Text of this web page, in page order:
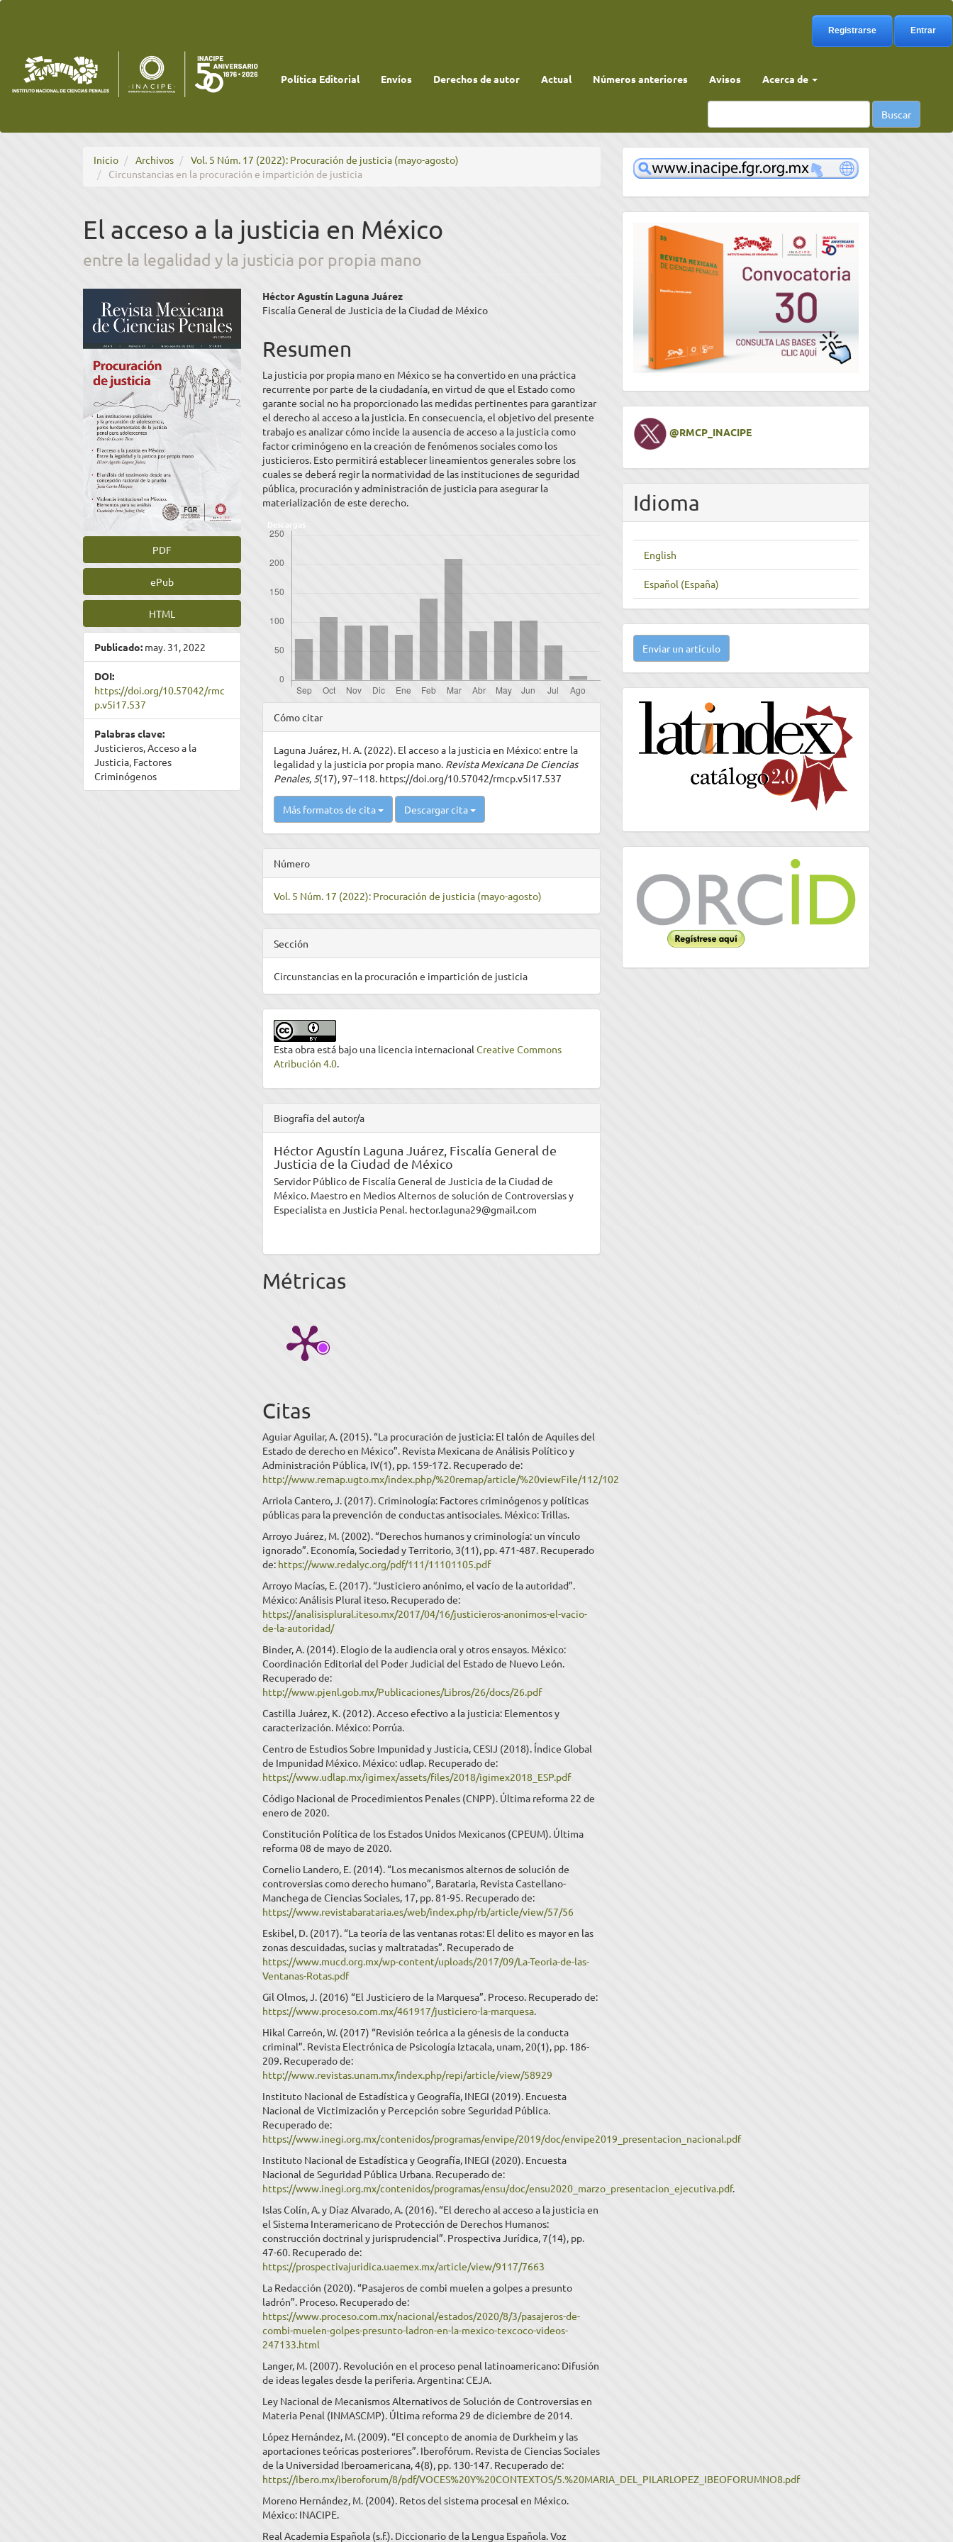
Barra
lateral
Registrarse Entrar
Política Editorial Envíos Derechos de autor Actual Números anteriores Avisos Acerca de
Buscar
Inicio Archivos
Vol. 5 Núm. 17 (2022): Procuración de justicia (mayo-agosto)
Circunstancias en la procuración e impartición de justicia
El acceso a la justicia en México
entre la legalidad y la justicia por propia mano
Barra
lateral
del
artículo
PDF
ePub
HTML
Publicado: may. 31, 2022
DOI:
https://doi.org/10.57042/rmc
p.v5i17.537
Palabras clave:
Justicieros, Acceso a la
Justicia, Factores
Criminógenos
Contenido
principal
del
artículo
Héctor Agustín Laguna Juárez
Fiscalía General de Justicia de la Ciudad de México
Resumen
La justicia por propia mano en México se ha convertido en una práctica
recurrente por parte de la ciudadanía, en virtud de que el Estado como
garante social no ha proporcionado las medidas pertinentes para garantizar
el derecho al acceso a la justicia. En consecuencia, el objetivo del presente
trabajo es analizar cómo incide la ausencia de acceso a la justicia como
factor criminógeno en la creación de fenómenos sociales como los
justicieros. Esto permitirá establecer lineamientos generales sobre los
cuales se deberá regir la normatividad de las instituciones de seguridad
pública, procuración y administración de justicia para asegurar la
materialización de este derecho.
Descargas
Detalles
del
artículo
Cómo citar
Laguna Juárez, H. A. (2022). El acceso a la justicia en México: entre la
legalidad y la justicia por propia mano. Revista Mexicana De Ciencias
Penales, 5(17), 97–118. https://doi.org/10.57042/rmcp.v5i17.537
Más formatos de cita Descargar cita
Número
Vol. 5 Núm. 17 (2022): Procuración de justicia (mayo-agosto)
Sección
Circunstancias en la procuración e impartición de justicia
Esta obra está bajo una licencia internacionalCreative Commons
Atribución 4.0.
Biografía del autor/a
Héctor Agustín Laguna Juárez, Fiscalía General de
Justicia de la Ciudad de México
Servidor Público de Fiscalía General de Justicia de la Ciudad de
México. Maestro en Medios Alternos de solución de Controversias y
Especialista en Justicia Penal. hector.laguna29@gmail.com
Métricas
Citas
Aguiar Aguilar, A. (2015). “La procuración de justicia: El talón de Aquiles del
Estado de derecho en México”. Revista Mexicana de Análisis Político y
Administración Pública, IV(1), pp. 159-172. Recuperado de:
http://www.remap.ugto.mx/index.php/%20remap/article/%20viewFile/112/102
Arriola Cantero, J. (2017). Criminología: Factores criminógenos y políticas
públicas para la prevención de conductas antisociales. México: Trillas.
Arroyo Juárez, M. (2002). “Derechos humanos y criminología: un vínculo
ignorado”. Economía, Sociedad y Territorio, 3(11), pp. 471-487. Recuperado
de: https://www.redalyc.org/pdf/111/11101105.pdf
Arroyo Macías, E. (2017). “Justiciero anónimo, el vacío de la autoridad”.
México: Análisis Plural iteso. Recuperado de:
https://analisisplural.iteso.mx/2017/04/16/justicieros-anonimos-el-vacio-
de-la-autoridad/
Binder, A. (2014). Elogio de la audiencia oral y otros ensayos. México:
Coordinación Editorial del Poder Judicial del Estado de Nuevo León.
Recuperado de:
http://www.pjenl.gob.mx/Publicaciones/Libros/26/docs/26.pdf
Castilla Juárez, K. (2012). Acceso efectivo a la justicia: Elementos y
caracterización. México: Porrúa.
Centro de Estudios Sobre Impunidad y Justicia, CESIJ (2018). Índice Global
de Impunidad México. México: udlap. Recuperado de:
https://www.udlap.mx/igimex/assets/files/2018/igimex2018_ESP.pdf
Código Nacional de Procedimientos Penales (CNPP). Última reforma 22 de
enero de 2020.
Constitución Política de los Estados Unidos Mexicanos (CPEUM). Última
reforma 08 de mayo de 2020.
Cornelio Landero, E. (2014). “Los mecanismos alternos de solución de
controversias como derecho humano”, Barataria, Revista Castellano-
Manchega de Ciencias Sociales, 17, pp. 81-95. Recuperado de:
https://www.revistabarataria.es/web/index.php/rb/article/view/57/56
Eskibel, D. (2017). “La teoría de las ventanas rotas: El delito es mayor en las
zonas descuidadas, sucias y maltratadas”. Recuperado de
https://www.mucd.org.mx/wp-content/uploads/2017/09/La-Teoria-de-las-
Ventanas-Rotas.pdf
Gil Olmos, J. (2016) “El Justiciero de la Marquesa”. Proceso. Recuperado de:
https://www.proceso.com.mx/461917/justiciero-la-marquesa.
Hikal Carreón, W. (2017) “Revisión teórica a la génesis de la conducta
criminal”. Revista Electrónica de Psicología Iztacala, unam, 20(1), pp. 186-
209. Recuperado de:
http://www.revistas.unam.mx/index.php/repi/article/view/58929
Instituto Nacional de Estadística y Geografía, INEGI (2019). Encuesta
Nacional de Victimización y Percepción sobre Seguridad Pública.
Recuperado de:
https://www.inegi.org.mx/contenidos/programas/envipe/2019/doc/envipe2019_presentacion_nacional.pdf
Instituto Nacional de Estadística y Geografía, INEGI (2020). Encuesta
Nacional de Seguridad Pública Urbana. Recuperado de:
https://www.inegi.org.mx/contenidos/programas/ensu/doc/ensu2020_marzo_presentacion_ejecutiva.pdf.
Islas Colín, A. y Díaz Alvarado, A. (2016). “El derecho al acceso a la justicia en
el Sistema Interamericano de Protección de Derechos Humanos:
construcción doctrinal y jurisprudencial”. Prospectiva Jurídica, 7(14), pp.
47-60. Recuperado de:
https://prospectivajuridica.uaemex.mx/article/view/9117/7663
La Redacción (2020). “Pasajeros de combi muelen a golpes a presunto
ladrón”. Proceso. Recuperado de:
https://www.proceso.com.mx/nacional/estados/2020/8/3/pasajeros-de-
combi-muelen-golpes-presunto-ladron-en-la-mexico-texcoco-videos-
247133.html
Langer, M. (2007). Revolución en el proceso penal latinoamericano: Difusión
de ideas legales desde la periferia. Argentina: CEJA.
Ley Nacional de Mecanismos Alternativos de Solución de Controversias en
Materia Penal (INMASCMP). Última reforma 29 de diciembre de 2014.
López Hernández, M. (2009). “El concepto de anomia de Durkheim y las
aportaciones teóricas posteriores”. Iberofórum. Revista de Ciencias Sociales
de la Universidad Iberoamericana, 4(8), pp. 130-147. Recuperado de:
https://ibero.mx/iberoforum/8/pdf/VOCES%20Y%20CONTEXTOS/5.%20MARIA_DEL_PILARLOPEZ_IBEOFORUMNO8.pdf
Moreno Hernández, M. (2004). Retos del sistema procesal en México.
México: INACIPE.
Real Academia Española (s.f.). Diccionario de la Lengua Española. Voz
www
convocatoria
Twitter@RMCP_INACIPE
Idioma
English
Español (España)
Enviar
un
artículo
Enviar un artículo
latindex